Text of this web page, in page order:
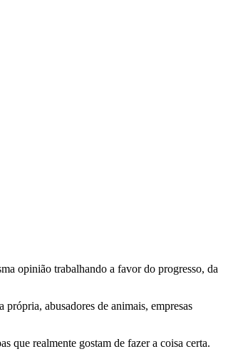
opinião trabalhando a favor do progresso, da
abusadores de animais, empresas
que realmente gostam de fazer a coisa certa.